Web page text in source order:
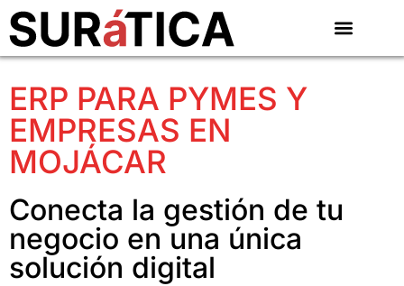
ERP PARA PYMES Y
EMPRESAS EN
MOJÁCAR
Conecta la gestión de tu
negocio en una única
solución digital